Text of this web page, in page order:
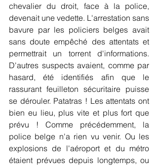
chevalier du droit, face à la police,
devenait une vedette. L'arrestation sans
bavure par les policiers belges avait
sans doute empêché des attentats et
permettrait un torrent d'informations.
D'autres suspects avaient, comme par
hasard, été identifiés afin que le
rassurant feuilleton sécuritaire puisse
se dérouler. Patatras ! Les attentats ont
bien eu lieu, plus vite et plus fort que
prévu ! Comme précédemment, la
police belge n'a rien vu venir. Ou les
explosions de l'aéroport et du métro
étaient prévues depuis longtemps, ou